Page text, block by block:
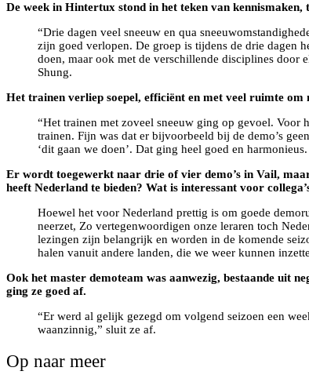
De week in Hintertux stond in het teken van kennismaken,
“Drie dagen veel sneeuw en qua
zijn goed verlopen. De groep is tijdens de drie dagen
doen, maar ook met de verschillende disciplines door
Shung.
Het trainen verliep soepel, efficiënt en met veel ruimte om
“Het trainen met zoveel sneeuw ging op gevoel. Voor
trainen. Fijn was dat er bijvoorbeeld bij de demo’s
‘dit gaan we doen’. Dat ging heel goed en
Er wordt toegewerkt naar drie of vier demo’s in Vail,
heeft Nederland te bieden? Wat is interessant voor
Hoewel het voor Nederland prettig is om goede
neerzet, Zo vertegenwoordigen onze leraren toch
lezingen zijn belangrijk en worden in de komende
halen vanuit andere landen, die we weer kunnen
Ook het master demoteam was aanwezig, bestaande uit
ging ze goed af.
“Er werd al gelijk gezegd om volgend seizoen een
waanzinnig,” sluit ze af.
Op naar meer